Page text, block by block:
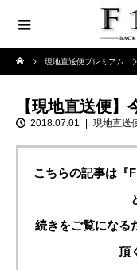
現地直送便プレミアム
【現地直送便
2018.07.01 現地直送
こちらの記事は『
続きをご覧になる
頂